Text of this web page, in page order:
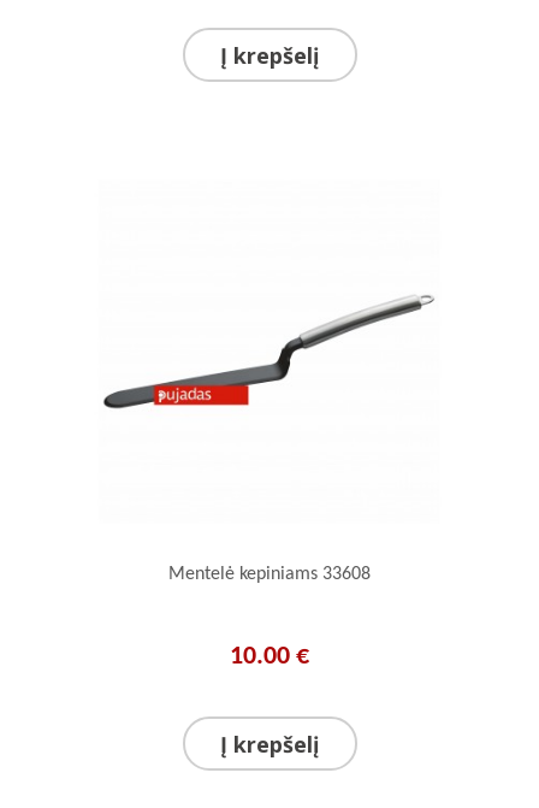
Į krepšelį
Mentelė kepiniams 33608
10.00 €
Į krepšelį